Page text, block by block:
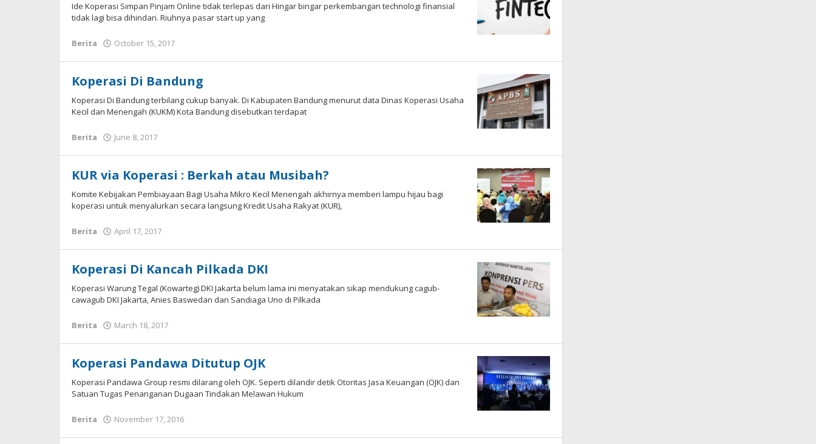
Ide Koperasi Simpan Pinjam Online tidak terlepas dari Hingar bingar perkembangan technologi finansial
tidak lagi bisa dihindari. Riuhnya pasar start up yang
Berita October 15, 2017
Koperasi Di Bandung
Koperasi Di Bandung terbilang cukup banyak. Di Kabupaten Bandung menurut data Dinas Koperasi Usaha
Kecil dan Menengah (KUKM) Kota Bandung disebutkan terdapat
Berita June 8, 2017
KUR via Koperasi : Berkah atau Musibah?
Komite Kebijakan Pembiayaan Bagi Usaha Mikro Kecil Menengah akhirnya memberi lampu hijau bagi
koperasi untuk menyalurkan secara langsung Kredit Usaha Rakyat (KUR),
Berita April 17, 2017
Koperasi Di Kancah Pilkada DKI
Koperasi Warung Tegal (Kowarteg) DKI Jakarta belum lama ini menyatakan sikap mendukung cagub-
cawagub DKI Jakarta, Anies Baswedan dan Sandiaga Uno di Pilkada
Berita March 18, 2017
Budiono
Koperasi Pandawa Ditutup OJK
Koperasi Pandawa Group resmi dilarang oleh OJK. Seperti dilandir detik Otoritas Jasa Keuangan (OJK) dan
Satuan Tugas Penanganan Dugaan Tindakan Melawan Hukum
Berita November 17, 2016